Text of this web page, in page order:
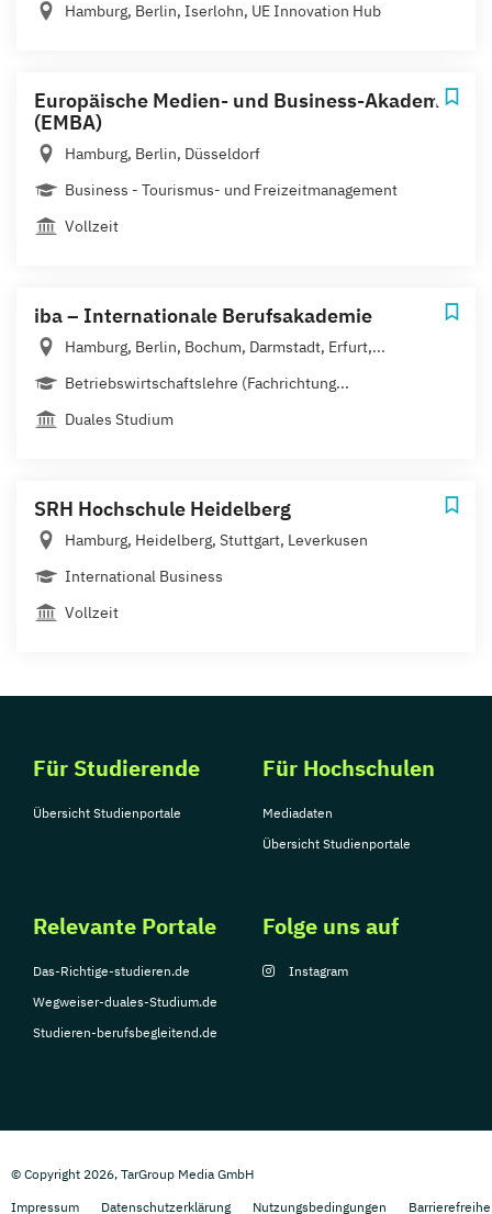
Hamburg, Berlin, Iserlohn, UE Innovation Hub
Europäische Medien- und Business-Akademie
(EMBA)
Hamburg, Berlin, Düsseldorf
Business - Tourismus- und Freizeitmanagement
Vollzeit
iba – Internationale Berufsakademie
Hamburg, Berlin, Bochum, Darmstadt, Erfurt,...
Betriebswirtschaftslehre (Fachrichtung...
Duales Studium
SRH Hochschule Heidelberg
Hamburg, Heidelberg, Stuttgart, Leverkusen
International Business
Vollzeit
Für Studierende
Übersicht Studienportale
Für Hochschulen
Mediadaten
Übersicht Studienportale
Relevante Portale
Das-Richtige-studieren.de
Wegweiser-duales-Studium.de
Studieren-berufsbegleitend.de
Folge uns auf
Instagram
© Copyright 2026, TarGroup Media GmbH
Impressum
Datenschutzerklärung Nutzungsbedingungen